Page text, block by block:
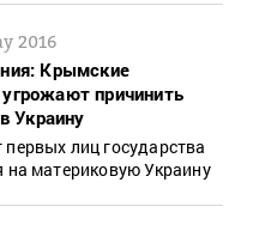
2016
Крымские
причинить
Украину
лиц государства
материковую Украину